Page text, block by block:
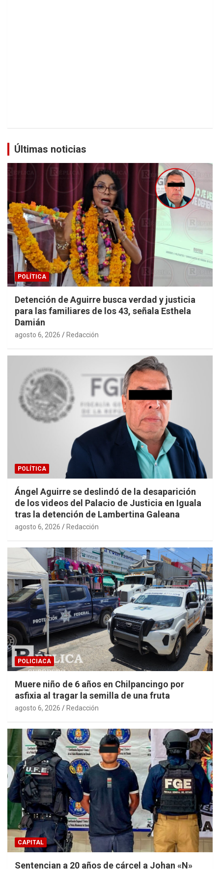
Últimas noticias
POLÍTICA
Detención de Aguirre busca verdad y justicia
para las familiares de los 43, señala Esthela
Damián
agosto 6, 2026 Redacción
POLÍTICA
Ángel Aguirre se deslindó de la desaparición
de los videos del Palacio de Justicia en Iguala
tras la detención de Lambertina Galeana
agosto 6, 2026 Redacción
POLICIACA
Muere niño de 6 años en Chilpancingo por
asfixia al tragar la semilla de una fruta
agosto 6, 2026 Redacción
CAPITAL
Sentencian a 20 años de cárcel a Johan «N»